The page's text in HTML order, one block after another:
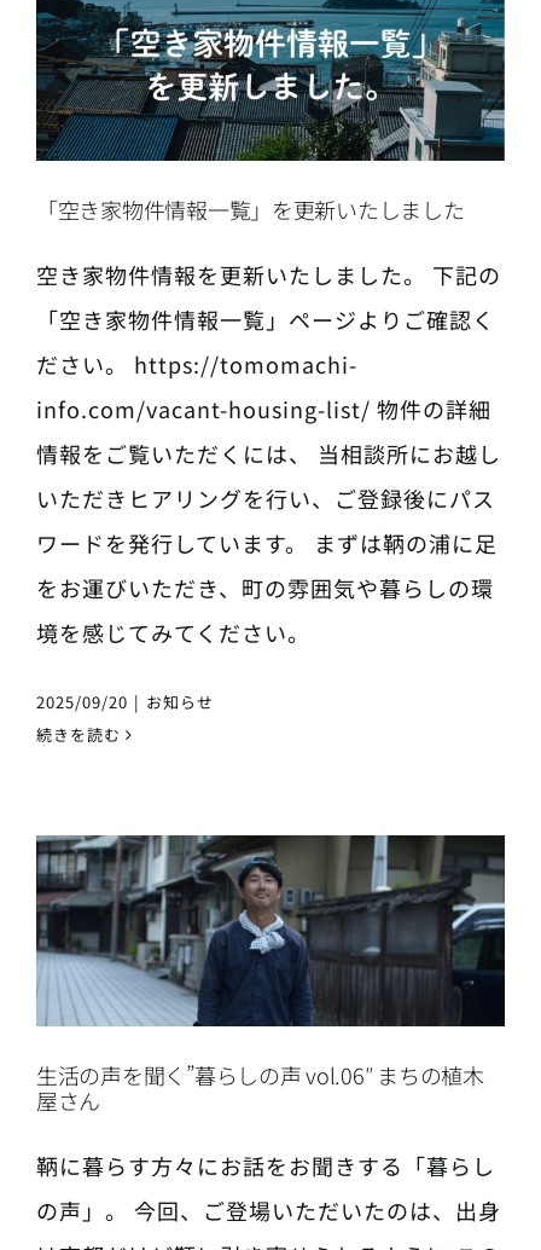
「空き家物件情報一覧」を更新いたしました
空き家物件情報を更新いたしました。 下記の
「空き家物件情報一覧」ページよりご確認く
ださい。 https://tomomachi-
info.com/vacant-housing-list/ 物件の詳細
情報をご覧いただくには、 当相談所にお越し
いただきヒアリングを行い、ご登録後にパス
ワードを発行しています。 まずは鞆の浦に足
をお運びいただき、町の雰囲気や暮らしの環
境を感じてみてください。
2025/09/20 | お知らせ
続きを読む
生活の声を聞く”暮らしの声 vol.06″ まちの植木
屋さん
鞆に暮らす方々にお話をお聞きする「暮らし
の声」。 今回、ご登場いただいたのは、出身